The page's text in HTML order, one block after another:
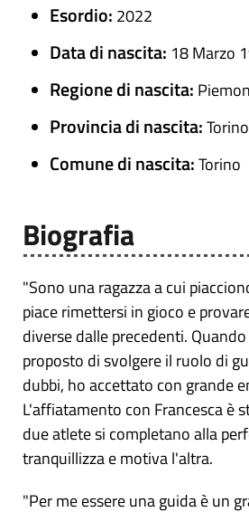
Esordio: 2022
Data di nascita: 18 Marzo
Regione di nascita:
Provincia di nascita:Torino
Comune di nascita:Torino
Biografia
"Sono una ragazza a cui
piace rimettersi in gioco e
diverse dalle precedenti.
proposto di svolgere il ruolo di
dubbi, ho accettato con grande
L'affiatamento con Francesca è
due atlete si completano alla
tranquillizza e motiva l'altra.
"Per me essere una guida è un